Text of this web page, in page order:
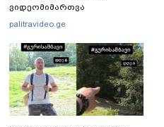
ვიდეომიმართვა
palitravideo.ge